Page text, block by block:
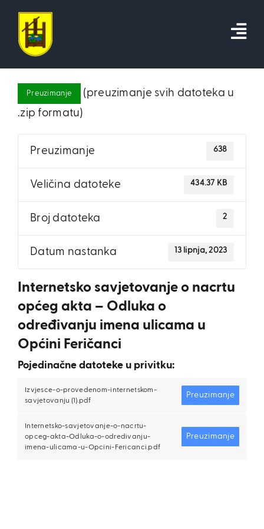
content
Preuzimanje
(preuzimanje svih datoteka u
.zip formatu)
Preuzimanje 638
Veličina datoteke 434.37 KB
Broj datoteka 2
Datum nastanka 13 lipnja, 2023
Internetsko savjetovanje o nacrtu
općeg akta – Odluka o
određivanju imena ulicama u
Općini Feričanci
Pojedinačne datoteke u privitku:
Izvjesce-o-provedenom-internetskom-
savjetovanju (1).pdf
Preuzimanje
Internetsko-savjetovanje-o-nacrtu-
opceg-akta-Odluka-o-odredivanju-
imena-ulicama-u-Opcini-Fericanci.pdf
Preuzimanje